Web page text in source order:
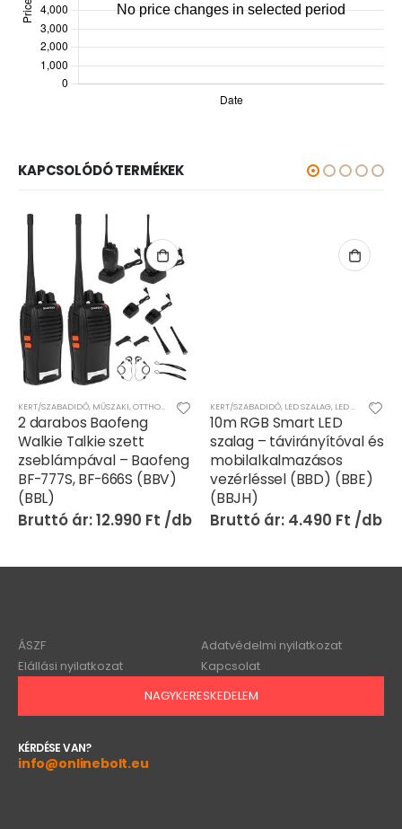
KAPCSOLÓDÓ TERMÉKEK
KERT/SZABADIDŐ, MŰSZAKI,OTTHON SZÓRAKOZÁS
2 darabos Baofeng
Walkie Talkie szett
zseblámpával – Baofeng
BF-777S, BF-666S (BBV)
(BBL)
12.990 Ft
KERT/SZABADIDŐ, LED SZALAG, LED VILÁGÍTÁS
10m RGB Smart LED
szalag – távirányítóval és
mobilalkalmazásos
vezérléssel (BBD) (BBE)
(BBJH)
4.490 Ft
ÁSZF
Adatvédelmi nyilatkozat
Elállási nyilatkozat
Kapcsolat
NAGYKERESKEDELEM
KÉRDÉSE VAN?
info@onlinebolt.eu